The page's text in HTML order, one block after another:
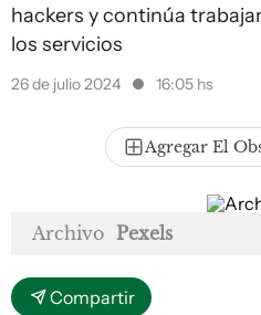
hackers y continúa
los servicios
26 de julio 2024 16:05 hs
Agregar El
Archivo Pexels
Compartir